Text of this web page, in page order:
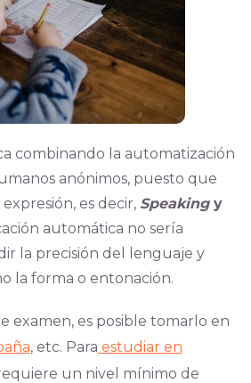
combinando la automatización
anónimos, puesto que
es decir, Speakingy
automática no sería
la precisión del lenguaje y
la forma o entonación.
examen, es posible tomarlo en
, etc. Para estudiar en
requiere un nivel mínimo de